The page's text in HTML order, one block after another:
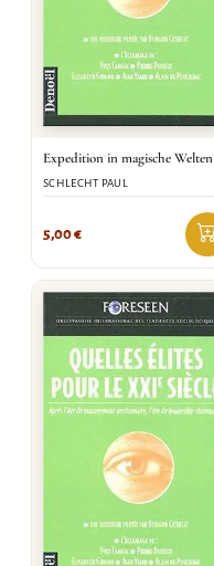
Expedition in magische Welten
SCHLECHT PAUL
5,00€